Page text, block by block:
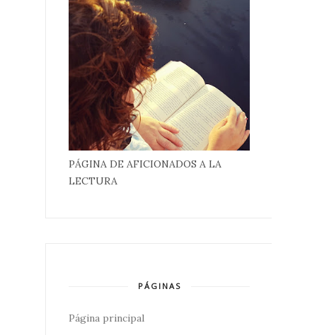
PÁGINA DE AFICIONADOS A LA
LECTURA
PÁGINAS
Página principal